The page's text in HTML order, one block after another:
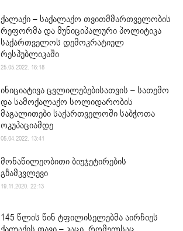
ქალაქი – საქალაქო თვითმმართველობის
რეფორმა და მუნიციპალური პოლიტიკა
საქართველოს დემოკრატიულ
რესპუბლიკაში
25.05.2022. 16:18
ინიციატივა ცვლილებებისათვის – სათემო
და სამოქალაქო სოლიდარობის
მაგალითები საქართველოში საბჭოთა
ოკუპაციამდე
05.04.2022. 13:41
მონაწილეობითი ბიუჯეტირების
გზამკვლევი
19.11.2020. 22:13
145 წლის წინ ტფილისელებმა აირჩიეს